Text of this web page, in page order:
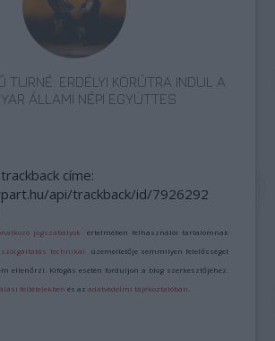
TURNÉ: ERDÉLYI KÖRÚTRA INDUL A
ÁLLAMI NÉPI EGYÜTTES
címe:
api/trackback/id/7926292
jogszabályok értelmében felhasználói tartalomnak
szolgáltatás technikai üzemeltetője semmilyen felelősséget
ellenőrzi. Kifogás esetén forduljon a blog szerkesztőjéhez.
feltételekben és azadatvédelmi tájékoztatóban